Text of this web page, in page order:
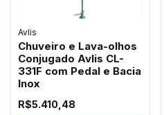
Avlis
Chuveiro e Lava-olhos
Conjugado Avlis CL-
331F com Pedal e Bacia
Inox
R$5.410,48